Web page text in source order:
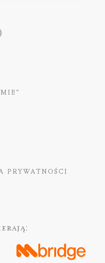
PRYWATNOŚCI